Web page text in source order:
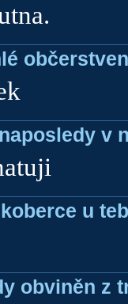
v
u
obviněn z